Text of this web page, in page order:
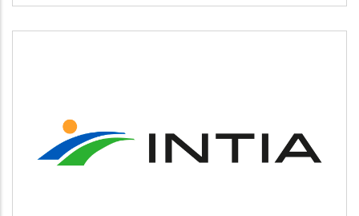
INTIA
Agricultura y ganadería